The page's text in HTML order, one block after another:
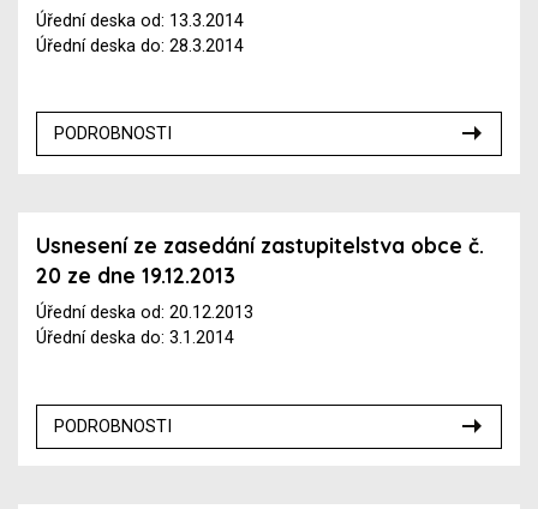
Úřední deska od: 13.3.2014
Úřední deska do: 28.3.2014
PODROBNOSTI
Usnesení ze zasedání zastupitelstva obce č.
20 ze dne 19.12.2013
Úřední deska od: 20.12.2013
Úřední deska do: 3.1.2014
PODROBNOSTI